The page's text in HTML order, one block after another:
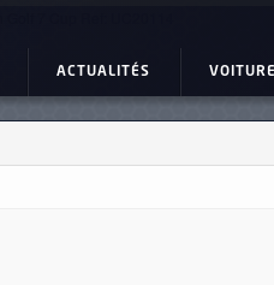
ACTUALITÉS